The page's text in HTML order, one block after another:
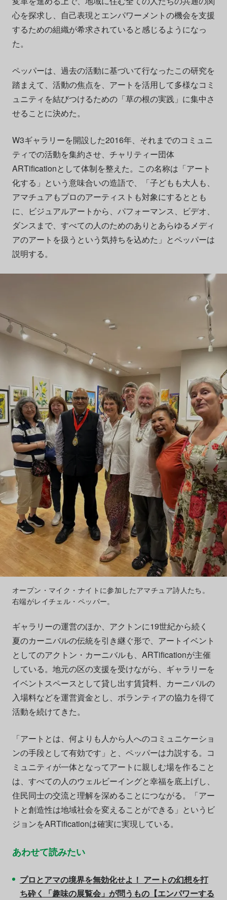
心を探求し、自己表現とエンパワーメントの機会を支援
するための組織が希求されていると感じるようになっ
た。
ペッパーは、過去の活動に基づいて行なったこの研究を
踏まえて、活動の焦点を、アートを活用して多様なコミ
ュニティを結びつけるための「草の根の実践」に集中さ
せることに決めた。
W3ギャラリーを開設した2016年、それまでのコミュニ
ティでの活動を集約させ、チャリティー団体
ARTificationとして体制を整えた。この名称は「アート
化する」という意味合いの造語で、「子どもも大人も、
アマチュアもプロのアーティストも対象にするととも
に、ビジュアルアートから、パフォーマンス、ビデオ、
ダンスまで、すべての人のためのありとあらゆるメディ
アのアートを扱うという気持ちを込めた」とペッパーは
説明する。
オープン・マイク・ナイトに参加したアマチュア詩人たち。
右端がレイチェル・ペッパー。
ギャラリーの運営のほか、アクトンに19世紀から続く
夏のカーニバルの伝統を引き継ぐ形で、アートイベント
としてのアクトン・カーニバルも、ARTificationが主催
している。地元の区の支援を受けながら、ギャラリーを
イベントスペースとして貸し出す賃貸料、カーニバルの
入場料などを運営資金とし、ボランティアの協力を得て
活動を続けてきた。
「アートとは、何よりも人から人へのコミュニケーショ
ンの手段として有効です」と、ペッパーは力説する。コ
ミュニティが一体となってアートに親しむ場を作ること
は、すべての人のウェルビーイングと幸福を底上げし、
住民同士の交流と理解を深めることにつながる。「アー
トと創造性は地域社会を変えることができる」というビ
ジョンをARTificationは確実に実現している。
あわせて読みたい
プロとアマの境界を無効化せよ！ アートの幻想を打
ち砕く「趣味の展覧会」が問うもの【エンパワーする